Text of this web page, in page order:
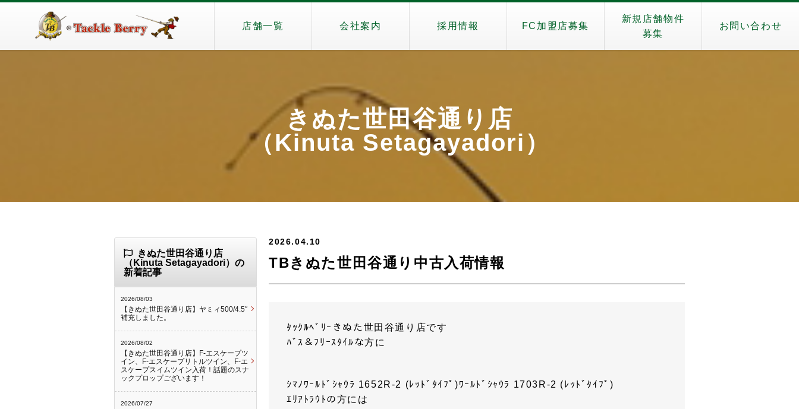
店舗一覧 会社案内 採用情報 FC加盟店募集
新規店舗物件
募集
お問い合わせ
きぬた世田谷通り店
（Kinuta Setagayadori）
2026.04.10
TBきぬた世田谷通り中古入荷情報
ﾀｯｸﾙﾍﾞﾘｰきぬた世田谷通り店です
ﾊﾞｽ＆ﾌﾘｰｽﾀｲﾙな方に
ｼﾏﾉﾜｰﾙﾄﾞｼｬｳﾗ 1652R-2 (ﾚｯﾄﾞﾀｲﾌﾟ)ﾜｰﾙﾄﾞｼｬｳﾗ 1703R-2 (ﾚｯﾄﾞﾀｲﾌﾟ)
ｴﾘｱﾄﾗｳﾄの方には
きぬた世田谷通り店
（Kinuta Setagayadori）の
新着記事
2026/08/03
【きぬた世田谷通り店】ヤミィ500/4.5″
補充しました。
2026/08/02
【きぬた世田谷通り店】F-エスケープツ
イン、F-エスケープリトルツイン、F-エ
スケープスイムツイン入荷！話題のスナ
ックプロップございます！
2026/07/27